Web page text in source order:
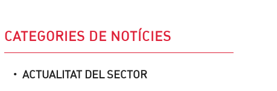
CATEGORIES DE NOTÍCIES
ACTUALITAT DEL SECTOR